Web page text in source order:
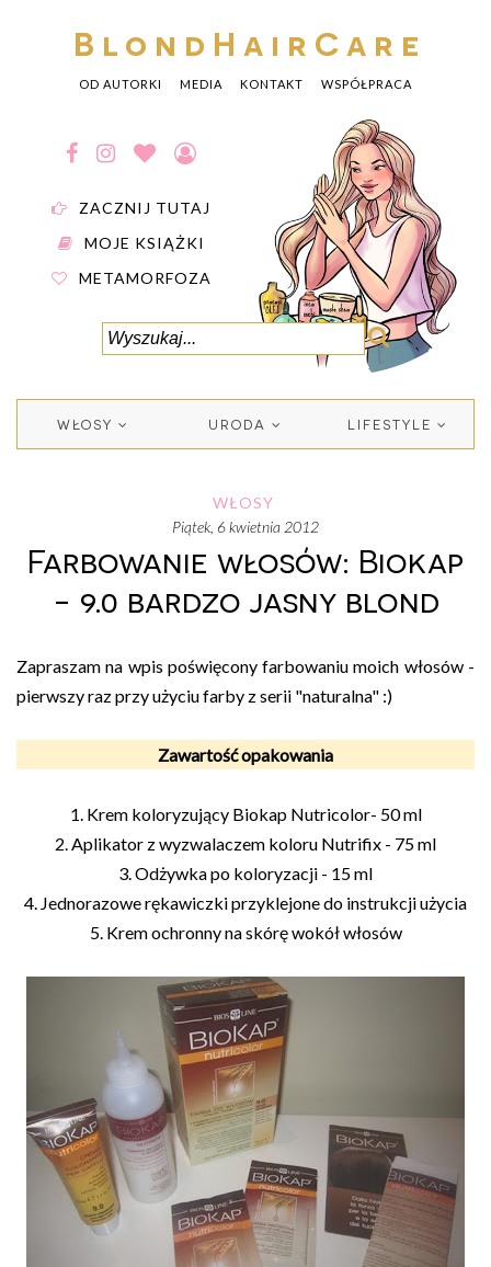
BlondHairCare
OD AUTORKI MEDIA KONTAKT WSPÓŁPRACA
ZACZNIJ TUTAJ
MOJE KSIĄŻKI
METAMORFOZA
WŁOSY URODA LIFESTYLE
WŁOSY
piątek, 6 kwietnia 2012
Farbowanie włosów: Biokap
- 9.0 bardzo jasny blond
Zapraszam na wpis poświęcony farbowaniu moich włosów -
pierwszy raz przy użyciu farby z serii "naturalna" :)
Zawartość opakowania
1. Krem koloryzujący Biokap Nutricolor- 50 ml
2. Aplikator z wyzwalaczem koloru Nutrifix - 75 ml
3. Odżywka po koloryzacji - 15 ml
4. Jednorazowe rękawiczki przyklejone do instrukcji użycia
5. Krem ochronny na skórę wokół włosów